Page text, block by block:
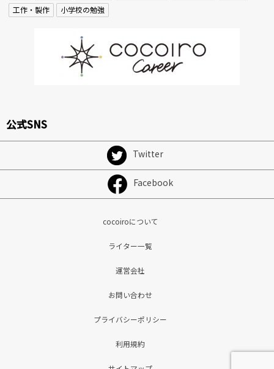
工作・製作
小学校の勉強
公式SNS
Twitter
Facebook
cocoiroについて
ライター一覧
運営会社
お問い合わせ
プライバシーポリシー
利用規約